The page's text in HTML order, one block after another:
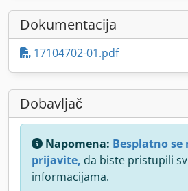
Dokumentacija
17104702-01.pdf
Dobavljač
Napomena: Besplatno
prijavite, da biste pristupili
informacijama.